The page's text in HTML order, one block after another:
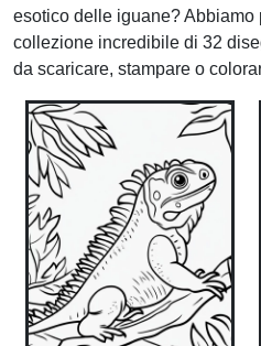
esotico delle iguane? Abbiamo
collezione incredibile di 32
da scaricare, stampare o